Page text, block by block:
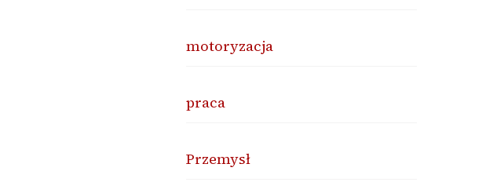
motoryzacja
praca
Przemysł